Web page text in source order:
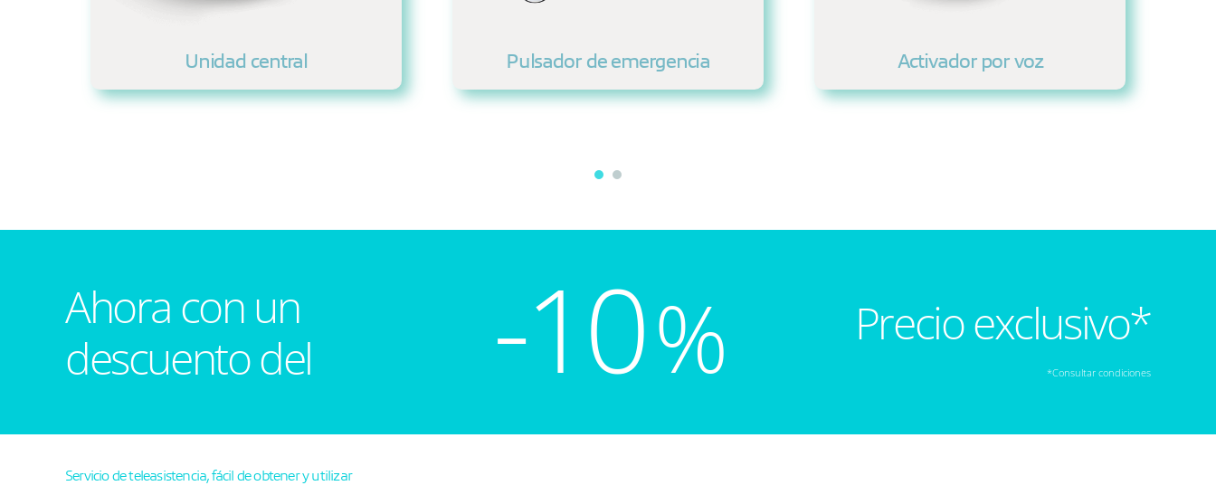
Unidad central Pulsador de emergencia Activador por voz
Ahora con un
descuento del
-10% Precio exclusivo*
*Consultar condiciones
Servicio de teleasistencia, fácil de obtener y utilizar